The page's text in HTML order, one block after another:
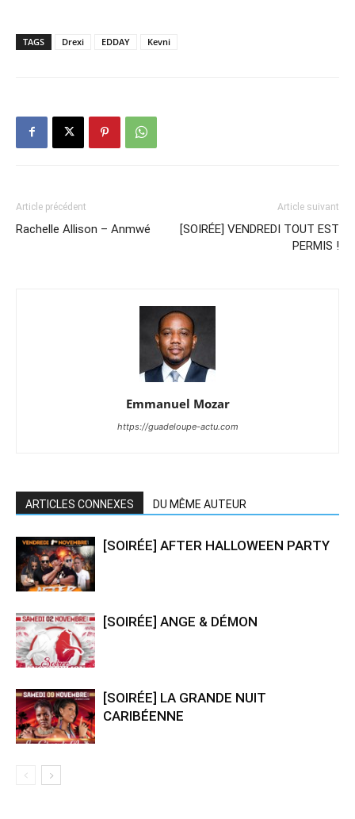
TAGS Drexi EDDAY Kevni
Article précédent
Rachelle Allison – Anmwé
Article suivant
[SOIRÉE] VENDREDI TOUT EST
PERMIS !
Emmanuel Mozar
https://guadeloupe-actu.com
ARTICLES CONNEXES DU MÊME AUTEUR
[SOIRÉE] AFTER HALLOWEEN PARTY
[SOIRÉE] ANGE & DÉMON
[SOIRÉE] LA GRANDE NUIT
CARIBÉENNE